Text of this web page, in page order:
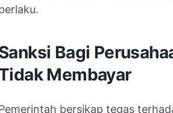
Bagi
Membayar
bersikap tegas